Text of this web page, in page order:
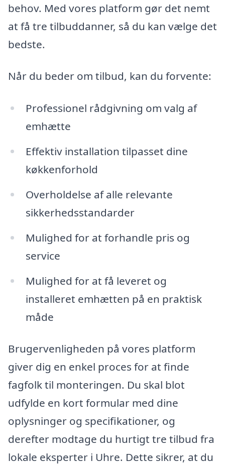
behov. Med vores platform gør det nemt
at få tre tilbuddanner, så du kan vælge det
bedste.
Når du beder om tilbud, kan du forvente:
Professionel rådgivning om valg af
emhætte
Effektiv installation tilpasset dine
køkkenforhold
Overholdelse af alle relevante
sikkerhedsstandarder
Mulighed for at forhandle pris og
service
Mulighed for at få leveret og
installeret emhætten på en praktisk
måde
Brugervenligheden på vores platform
giver dig en enkel proces for at finde
fagfolk til monteringen. Du skal blot
udfylde en kort formular med dine
oplysninger og specifikationer, og
derefter modtage du hurtigt tre tilbud fra
lokale eksperter i Uhre. Dette sikrer, at du